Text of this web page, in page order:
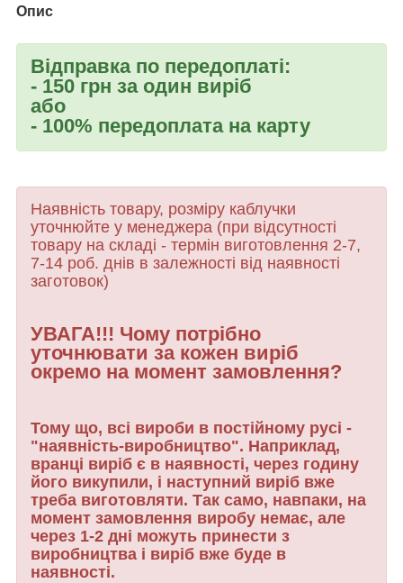
Опис
Відправка по передоплаті:
- 150 грн за один виріб
або
- 100% передоплата на карту
Наявність товару, розміру каблучки
уточнюйте у менеджера (при відсутності
товару на складі - термін виготовлення 2-7,
7-14 роб. днів в залежності від наявності
заготовок)
УВАГА!!! Чому потрібно
уточнювати за кожен виріб
окремо на момент замовлення?
Тому що, всі вироби в постійному русі -
"наявність-виробництво". Наприклад,
вранці виріб є в наявності, через годину
його викупили, і наступний виріб вже
треба виготовляти. Так само, навпаки, на
момент замовлення виробу немає, але
через 1-2 дні можуть принести з
виробництва і виріб вже буде в
наявності.